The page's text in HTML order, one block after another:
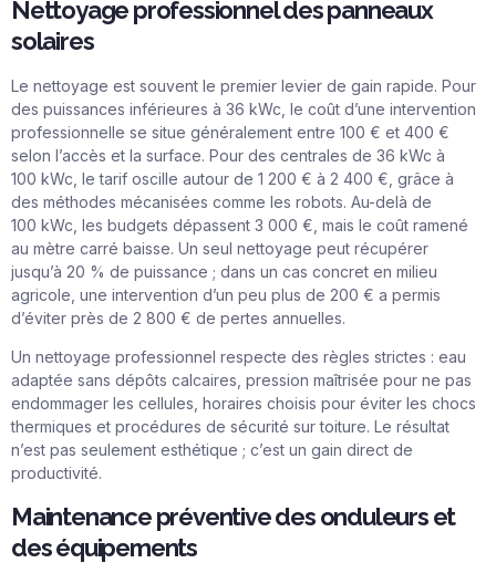
Nettoyage professionnel des panneaux
solaires
Le nettoyage est souvent le premier levier de gain rapide. Pour
des puissances inférieures à 36 kWc, le coût d’une intervention
professionnelle se situe généralement entre 100 € et 400 €
selon l’accès et la surface. Pour des centrales de 36 kWc à
100 kWc, le tarif oscille autour de 1 200 € à 2 400 €, grâce à
des méthodes mécanisées comme les robots. Au-delà de
100 kWc, les budgets dépassent 3 000 €, mais le coût ramené
au mètre carré baisse. Un seul nettoyage peut récupérer
jusqu’à 20 % de puissance ; dans un cas concret en milieu
agricole, une intervention d’un peu plus de 200 € a permis
d’éviter près de 2 800 € de pertes annuelles.
Un nettoyage professionnel respecte des règles strictes : eau
adaptée sans dépôts calcaires, pression maîtrisée pour ne pas
endommager les cellules, horaires choisis pour éviter les chocs
thermiques et procédures de sécurité sur toiture. Le résultat
n’est pas seulement esthétique ; c’est un gain direct de
productivité.
Maintenance préventive des onduleurs et
des équipements